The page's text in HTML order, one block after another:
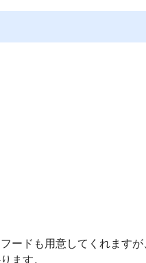
ードも用意してくれますが
ます。